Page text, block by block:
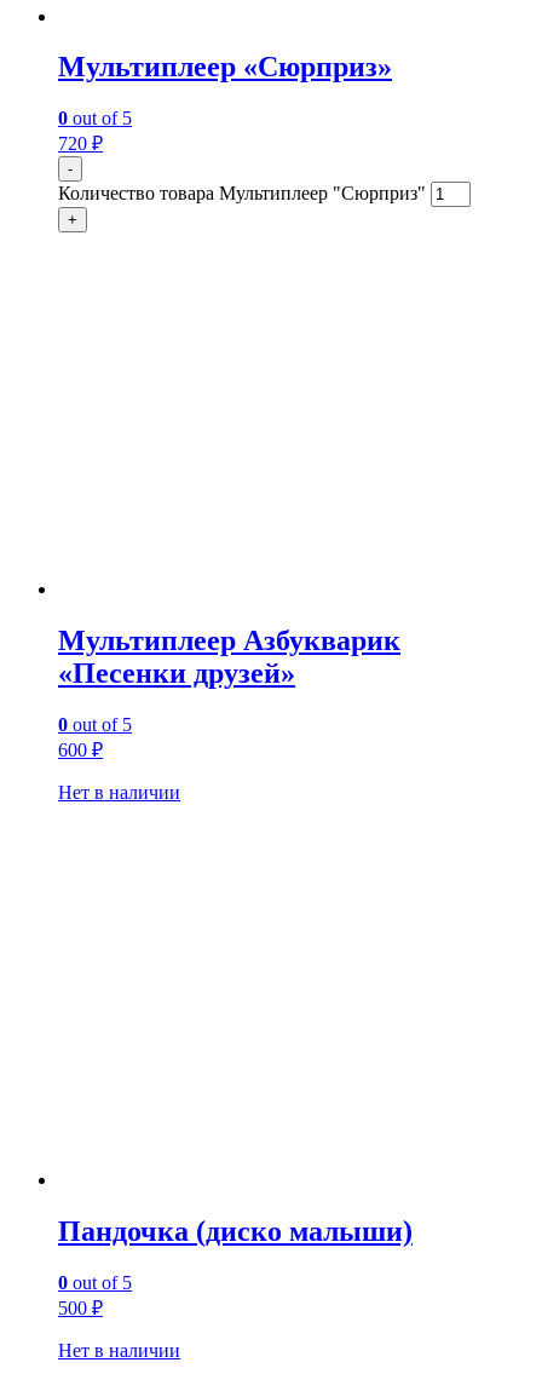
Мультиплеер «Сюрприз»
0 out of 5
720 ₽
-
Количество товара Мультиплеер "Сюрприз"
+
Мультиплеер Азбукварик
«Песенки друзей»
0 out of 5
600 ₽
Нет в наличии
Пандочка (диско малыши)
0 out of 5
500 ₽
Нет в наличии